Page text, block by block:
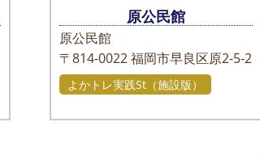
原公民館
原公民館
〒814-0022福岡市早良区原2-5-2
よかトレ実践St（施設版）